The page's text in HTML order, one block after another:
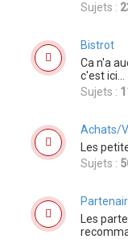
Sujets :
Bistrot
Ca n'a
c'est ici...
Sujets :
Achats/
Les
Sujets :
Les